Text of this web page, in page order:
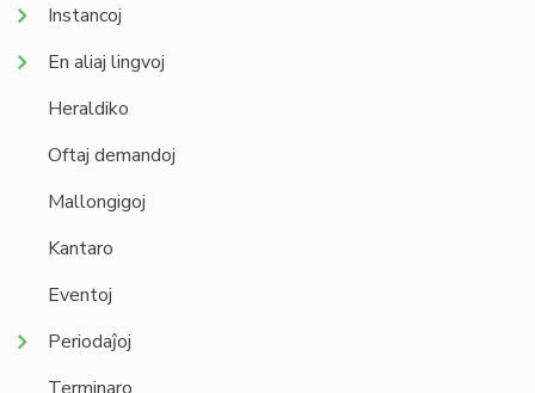
Instancoj
En aliaj lingvoj
Heraldiko
Oftaj demandoj
Mallongigoj
Kantaro
Eventoj
Periodaĵoj